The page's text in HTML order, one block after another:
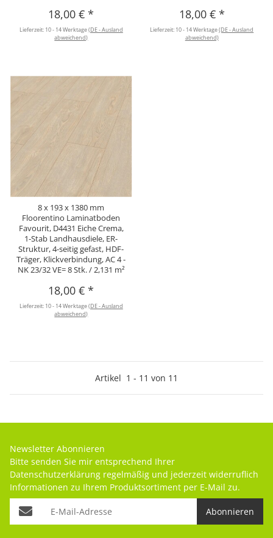
18,00 €*
Lieferzeit: 10 - 14 Werktage(DE - Ausland
abweichend)
18,00 € *
Lieferzeit: 10 - 14 Werktage(DE - Ausland
abweichend)
8 x 193 x 1380 mm
Floorentino Laminatboden
Favourit, D4431 Eiche Crema,
1-Stab Landhausdiele, ER-
Struktur, 4-seitig gefast, HDF-
Träger, Klickverbindung, AC 4 -
NK 23/32 VE= 8 Stk. / 2,131 m²
18,00 €*
Lieferzeit: 10 - 14 Werktage(DE - Ausland
abweichend)
Artikel 1 - 11 von 11
Newsletter Abonnieren
Bitte senden Sie mir entsprechend Ihrer
Datenschutzerklärung regelmäßig und jederzeit widerruflich
Informationen zu Ihrem Produktsortiment per E-Mail zu.
Abonnieren